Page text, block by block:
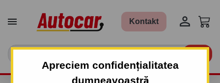
Apreciem confidențialitatea
dumneavoastră
 Kontakt 